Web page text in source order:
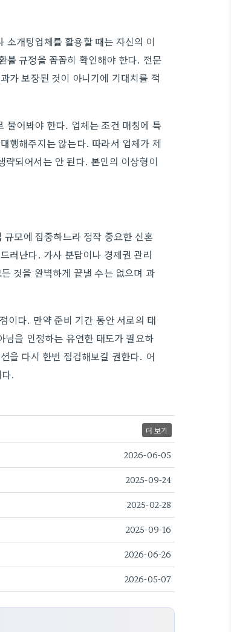
소개팅업체를 활용할 때는 자신의 이
불 규정을 꼼꼼히 확인해야 한다. 전문
가 보장된 것이 아니기에 기대치를 적
물어봐야 한다. 업체는 조건 매칭에 특
행해주지는 않는다. 따라서 업체가 제
략되어서는 안 된다. 본인의 이상형이
모에 집중하느라 정작 중요한 신혼
러난다. 가사 분담이나 경제권 관리
것을 완벽하게 끝낼 수는 없으며 과
이다. 만약 준비 기간 동안 서로의 태
을 인정하는 유연한 태도가 필요하
을 다시 한번 점검해보길 권한다. 어
.
더 보기
2026-06-05
2025-09-24
2025-02-28
2025-09-16
2026-06-26
2026-05-07